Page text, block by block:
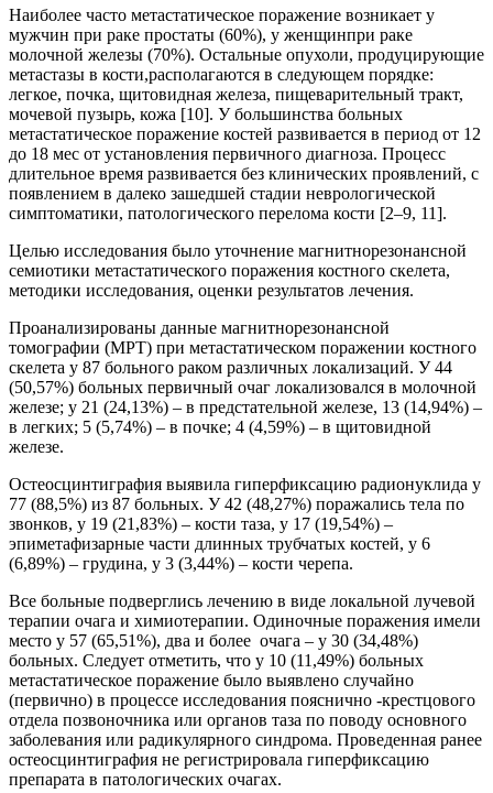
Наиболее часто метастатическое поражение возникает у
мужчин при раке простаты (60%), у женщинпри раке
молочной железы (70%). Остальные опухоли, продуцирующие
метастазы в кости,располагаются в следующем порядке:
легкое, почка, щитовидная железа, пищеварительный тракт,
мочевой пузырь, кожа [10]. У большинства больных
метастатическое поражение костей развивается в период от 12
до 18 мес от установления первичного диагноза. Процесс
длительное время развивается без клинических проявлений, с
появлением в далеко зашедшей стадии неврологической
симптоматики, патологического перелома кости [2–9, 11].
Целью исследования было уточнение магнитнорезонансной
семиотики метастатического поражения костного скелета,
методики исследования, оценки результатов лечения.
Проанализированы данные магнитнорезонансной
томографии (МРТ) при метастатическом поражении костного
скелета у 87 больного раком различных локализаций. У 44
(50,57%) больных первичный очаг локализовался в молочной
железе; у 21 (24,13%) – в предстательной железе, 13 (14,94%) –
в легких; 5 (5,74%) – в почке; 4 (4,59%) – в щитовидной
железе.
Остеосцинтиграфия выявила гиперфиксацию радионуклида у
77 (88,5%) из 87 больных. У 42 (48,27%) поражались тела по
звонков, у 19 (21,83%) – кости таза, у 17 (19,54%) –
эпиметафизарные части длинных трубчатых костей, у 6
(6,89%) – грудина, у 3 (3,44%) – кости черепа.
Все больные подверглись лечению в виде локальной лучевой
терапии очага и химиотерапии. Одиночные поражения имели
место у 57 (65,51%), два и более очага – у 30 (34,48%)
больных. Следует отметить, что у 10 (11,49%) больных
метастатическое поражение было выявлено случайно
(первично) в процессе исследования пояснично -крестцового
отдела позвоночника или органов таза по поводу основного
заболевания или радикулярного синдрома. Проведенная ранее
остеосцинтиграфия не регистрировала гиперфиксацию
препарата в патологических очагах.